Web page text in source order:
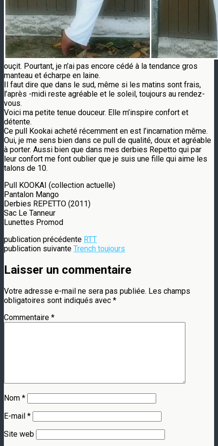
ouçit. Pourtant, je n’ai pas encore cédé à la tendance gros
manteau et écharpe en laine.
Il faut dire que dans le sud, même si les matins sont frais,
l’après -midi reste agréable et le soleil, toujours au rendez-
vous.
Voici ma petite tenue douceur. Elle m’inspire confort et
détente.
Ce pull Kookai acheté récemment en est l’incarnation même.
Oui, je me sens bien dans ce pull de qualité, doux et agréable
à porter. Aussi bien que dans mes derbies Repetto qui par
leur confort me font oublier que je suis une fille qui aime les
talons de 10.
Pull KOOKAI (collection actuelle)
Pantalon Mango
Derbies REPETTO (2011)
Sac Le Tanneur
Lunettes Promod
publication précédente RTT
publication suivante Trench toujours
Laisser un commentaire
Votre adresse e-mail ne sera pas publiée. Les champs
obligatoires sont indiqués avec *
Commentaire *
Nom *
E-mail *
Site web